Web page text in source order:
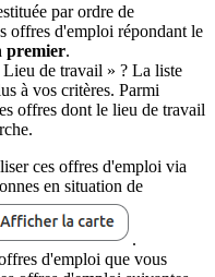
par ordre de
offres d'emploi répondant le
premier.
de travail » ? La liste
à vos critères. Parmi
offres dont le lieu de travail
ces offres d'emploi via
en situation de
.
d'emploi que vous